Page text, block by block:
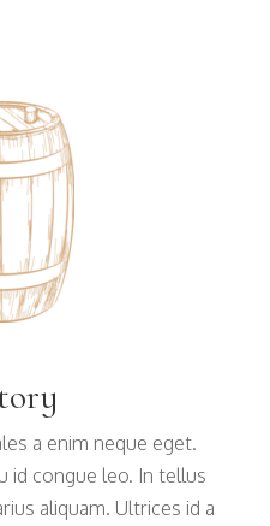
a enim neque eget.
id congue leo. In tellus
aliquam. Ultrices id a